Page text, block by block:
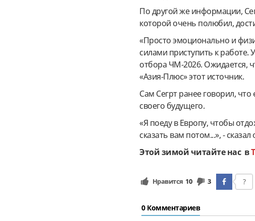
По другой же информации,
которой очень полюбил,
«Просто эмоционально и
силами приступить к работе.
отбора ЧМ-2026. Ожидается,
«Азия-Плюс» этот источник.
Сам Сегрт ранее говорил,
своего будущего.
«Я поеду в Европу, чтобы
сказать вам потом...», - сказал
Этой зимой читайте нас в
Нравится 10 3 ?
0 Комментариев